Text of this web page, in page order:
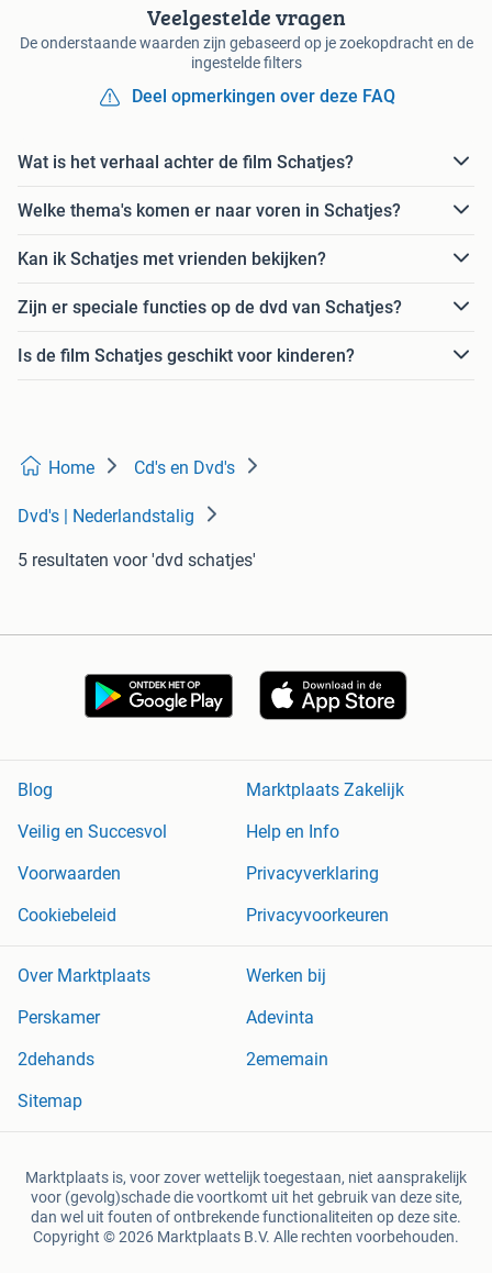
Veelgestelde vragen
De onderstaande waarden zijn gebaseerd op je zoekopdracht en de
ingestelde filters
Deel opmerkingen over deze FAQ
Wat is het verhaal achter de film Schatjes?
Welke thema's komen er naar voren in Schatjes?
Kan ik Schatjes met vrienden bekijken?
Zijn er speciale functies op de dvd van Schatjes?
Is de film Schatjes geschikt voor kinderen?
Home Cd's en Dvd's
Dvd's | Nederlandstalig
5 resultaten voor 'dvd schatjes'
Blog
Marktplaats Zakelijk
Veilig en Succesvol
Help en Info
Voorwaarden
Privacyverklaring
Cookiebeleid
Privacyvoorkeuren
Over Marktplaats
Werken bij
Perskamer
Adevinta
2dehands
2ememain
Sitemap
Marktplaats is, voor zover wettelijk toegestaan, niet aansprakelijk
voor (gevolg)schade die voortkomt uit het gebruik van deze site,
dan wel uit fouten of ontbrekende functionaliteiten op deze site.
Copyright © 2026 Marktplaats B.V. Alle rechten voorbehouden.